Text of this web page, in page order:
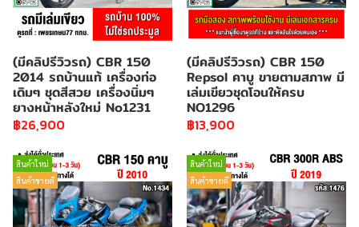
(มีคลิปรีวิวรถ) CBR 150
2014 รถบ้านแท้ เครื่องท่อ
เดิมๆ ชุดสีสวย เครื่องนิ่มๆ
ยางหน้าหลังใหม่ No1231
฿26,900
(มีคลิปรีวิวรถ) CBR 150
Repsol คาบู ขายตามสภาพ มี
เล่มเขียวชุดโอนให้ครบ
NO1296
฿13,900
สินค้าใหม่
สินค้าขายดี
สินค้าใหม่
สินค้าขายดี